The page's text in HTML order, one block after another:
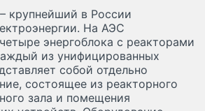
крупнейший в России
На АЭС
энергоблока с реакторами
из унифицированных
собой отдельно
состоящее из реакторного
зала и помещения